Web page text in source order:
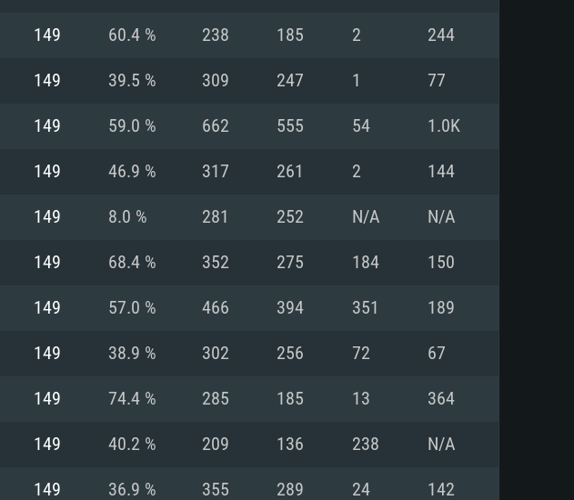
Linux
사양
체제: Windows 10/11 (64 bit)
세서: Intel Core i5 또는 Ryzen 5 3600 이상
리: 16 GB 이상
픽 카드: DirectX 11 이상을 지원하는 Nvidia
사양
체제: Mac OS Big Sur 11.0
세서: Core i7 (Intel Xeon 은 지원하지 않습니
워크: 브로드밴드 인터넷
저장 공간: 62.2 GB (전체 클라이언트)
사양
체제: Ubuntu 20.04 64bit
세서: Intel Core i7
리: 16 GB
픽 카드: Vulkan 을 지원하고, 최신 그래픽 드라
급의 성능을 가지며 최신 그래픽 드라이버를
하는 AMD RX 570 (6개월 미만; 최소사양 지원
149 60.4 % 238 185 2 244
149 39.5 % 309 247 1 77
149 59.0 % 662 555 54 1.0K
149 46.9 % 317 261 2 144
149 8.0 % 281 252 N/A N/A
149 68.4 % 352 275 184 150
149 57.0 % 466 394 351 189
149 38.9 % 302 256 72 67
149 74.4 % 285 185 13 364
149 40.2 % 209 136 238 N/A
149 36.9 % 355 289 24 142